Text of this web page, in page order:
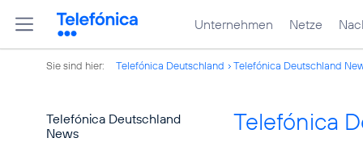
Unternehmen Netze
Sie sind hier: Telefónica Deutschland Telefónica Deutschland
Telefónica Deutschland
News
Telefónica